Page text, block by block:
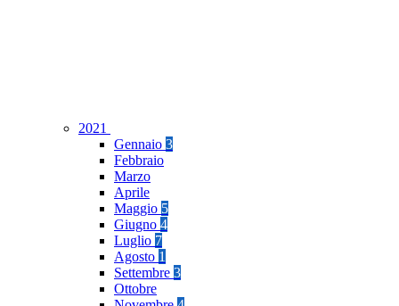
2021
Gennaio 3
Febbraio
Marzo
Aprile
Maggio 5
Giugno 4
Luglio 7
Agosto 1
Settembre 3
Ottobre